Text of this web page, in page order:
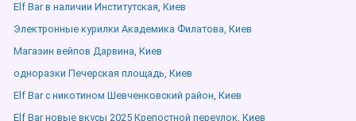
Elf Bar в наличии Институтская, Киев
Электронные курилки Академика Филатова, Киев
Магазин вейпов Дарвина, Киев
одноразки Печерская площадь, Киев
Elf Bar с никотином Шевченковский район, Киев
Elf Bar новые вкусы 2025 Крепостной переулок, Киев